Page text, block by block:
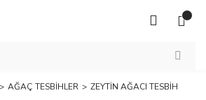
AĞAÇ TESBİHLER ZEYTİN AĞACI TESBİH